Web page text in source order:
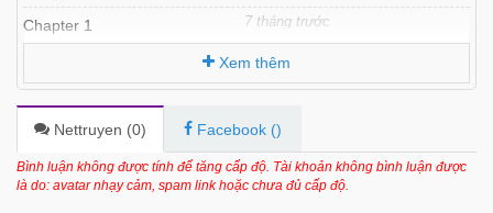
Chapter 1 7 tháng trước
Xem thêm
Nettruyen (0) Facebook ()
Bình luận không được tính để tăng cấp độ. Tài khoản không bình luận được
là do: avatar nhạy cảm, spam link hoặc chưa đủ cấp độ.